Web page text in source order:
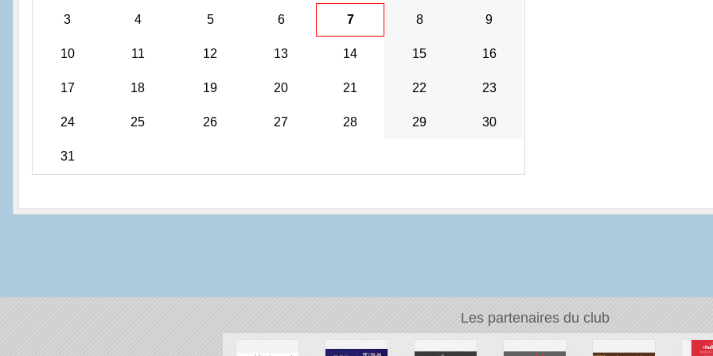
3 4 5 6 7 8 9
10 11 12 13 14 15 16
17 18 19 20 21 22 23
24 25 26 27 28 29 30
31
Les partenaires du club